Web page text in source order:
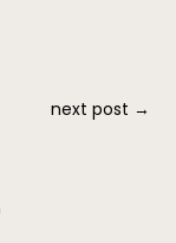
next post →